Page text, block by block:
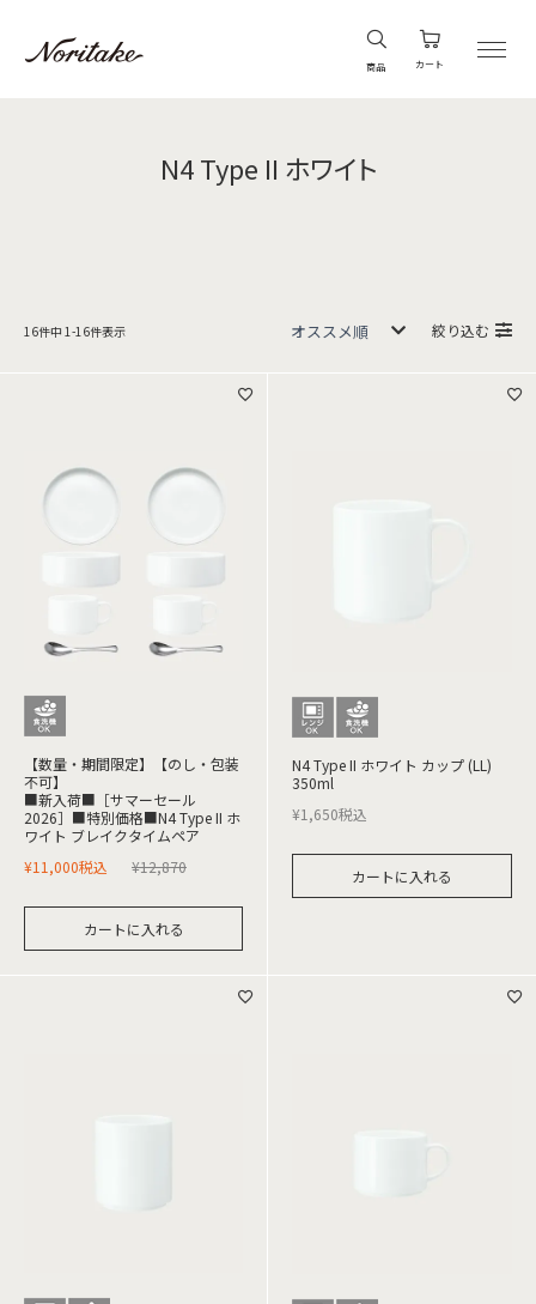
商品 カート
N4 Type II ホワイト
16件中 1 -16件表示 絞り込む
【数量・期間限定】【のし・包装
不可】
■新入荷■［サマーセール
2026］■特別価格■N4 Type II ホ
ワイト ブレイクタイムペア
¥12,870
¥11,000税込
カートに入れる
N4 Type II ホワイト カップ (LL)
350ml
¥1,650税込
カートに入れる